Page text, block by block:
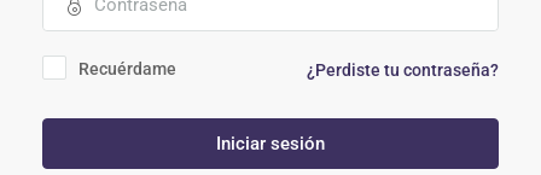
Recuérdame ¿Perdiste tu contraseña?
Iniciar sesión